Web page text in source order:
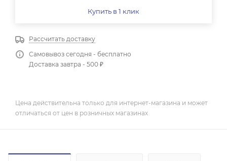
Купить в 1 клик
Рассчитать доставку
Самовывоз сегодня - бесплатно
Доставка завтра - 500 ₽
Цена действительна только для интернет-магазина и может
отличаться от цен в розничных магазинах